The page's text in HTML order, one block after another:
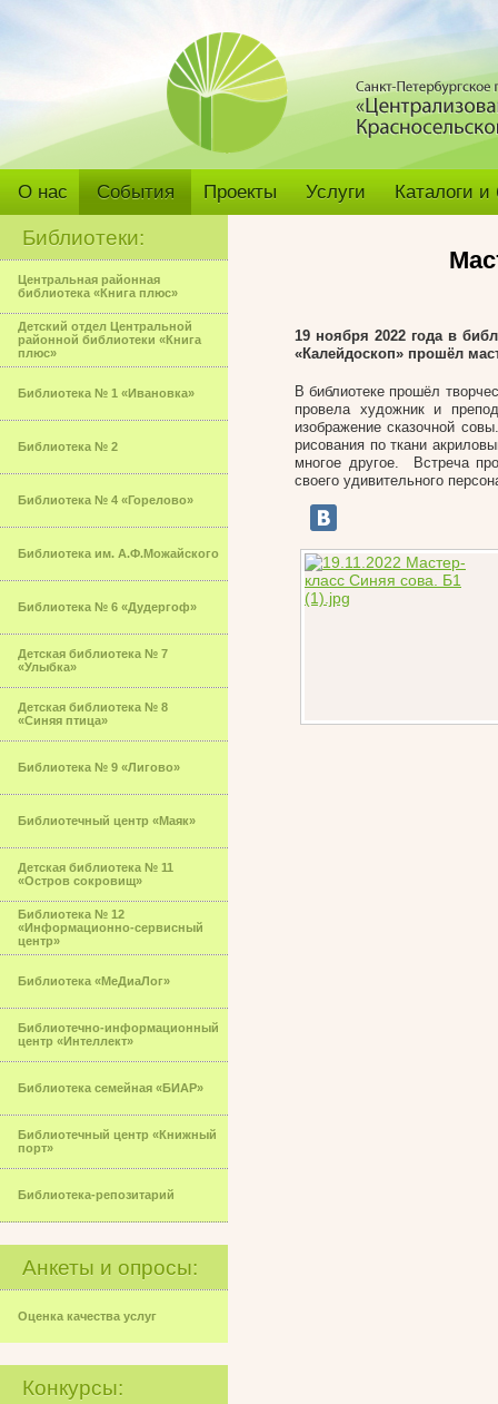
О нас События Проекты Услуги Каталоги
Библиотеки:
Центральная районная
библиотека «Книга плюс»
Детский отдел Центральной
районной библиотеки «Книга
плюс»
Библиотека № 1 «Ивановка»
Библиотека № 2
Библиотека № 4 «Горелово»
Библиотека им. А.Ф.Можайского
Библиотека № 6 «Дудергоф»
Детская библиотека № 7
«Улыбка»
Детская библиотека № 8
«Синяя птица»
Библиотека № 9 «Лигово»
Библиотечный центр «Маяк»
Детская библиотека № 11
«Остров сокровищ»
Библиотека № 12
«Информационно-сервисный
центр»
Библиотека «МеДиаЛог»
Библиотечно-информационный
центр «Интеллект»
Библиотека семейная «БИАР»
Библиотечный центр «Книжный
порт»
Библиотека-репозитарий
Анкеты и опросы:
Оценка качества услуг
Конкурсы:
19 ноября 2022 года в
«Калейдоскоп» прошёл
В библиотеке прошёл
провела художник и
изображение сказочной
рисования по ткани
многое другое. Встреча
своего удивительного